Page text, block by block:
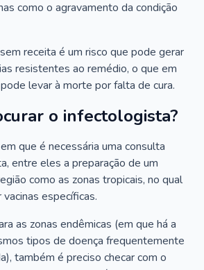
como o agravamento da condição
receita é um risco que pode gerar
resistentes ao remédio, o que em
levar à morte por falta de cura.
o infectologista?
que é necessária uma consulta
entre eles a preparação de um
como as zonas tropicais, no qual
específicas.
as zonas endêmicas (em que há a
tipos de doença frequentemente
também é preciso checar com o